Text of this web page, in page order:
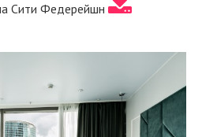
Сити Федерейшн